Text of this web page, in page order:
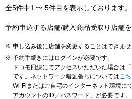
全5件中1 〜 5件目を表示しております
予約申込する店舗/購入商品受取り店舗を
申し込み後に店舗を変更することはできませ
予約手続きにはログインが必要です。
ドコモ回線にてアクセスいただいた場合は
です。ネットワーク暗証番号についてはこち
Wi-Fiまたはご自宅のインターネット環境に
アカウントのID／パスワード」が必要です